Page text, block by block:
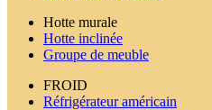
Hotte murale
Hotte inclinée
Groupe de meuble
FROID
Réfrigérateur américain